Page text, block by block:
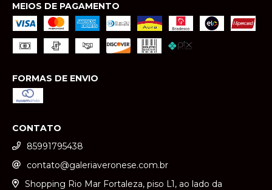
MEIOS DE PAGAMENTO
FORMAS DE ENVIO
CONTATO
85991795438
contato@galeriaveronese.com.br
Shopping Rio Mar Fortaleza, piso L1, ao lado da